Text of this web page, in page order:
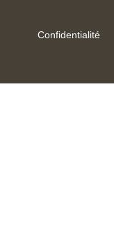
Confidentialité